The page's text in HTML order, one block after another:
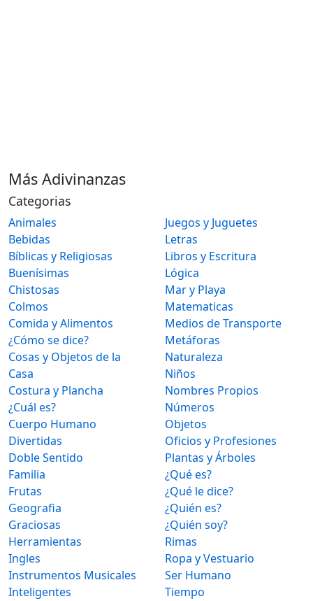
Más Adivinanzas
Categorias
Animales
Bebidas
Bíblicas y Religiosas
Buenísimas
Chistosas
Colmos
Comida y Alimentos
¿Cómo se dice?
Cosas y Objetos de la
Casa
Costura y Plancha
¿Cuál es?
Cuerpo Humano
Divertidas
Doble Sentido
Familia
Frutas
Geografia
Graciosas
Herramientas
Ingles
Instrumentos Musicales
Inteligentes
Juegos y Juguetes
Letras
Libros y Escritura
Lógica
Mar y Playa
Matematicas
Medios de Transporte
Metáforas
Naturaleza
Niños
Nombres Propios
Números
Objetos
Oficios y Profesiones
Plantas y Árboles
¿Qué es?
¿Qué le dice?
¿Quién es?
¿Quién soy?
Rimas
Ropa y Vestuario
Ser Humano
Tiempo